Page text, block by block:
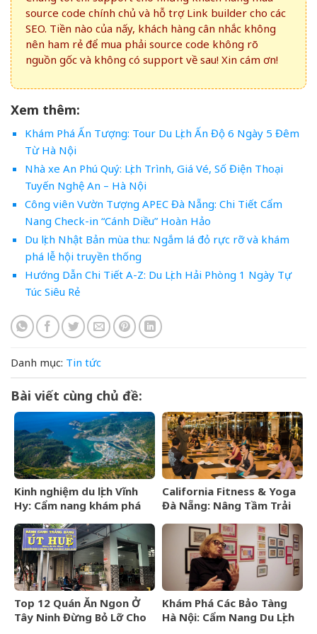
source code chính chủ và hỗ trợ Link builder cho các
SEO. Tiền nào của nấy, khách hàng cân nhắc không
nên ham rẻ để mua phải source code không rõ
nguồn gốc và không có support về sau! Xin cám ơn!
Xem thêm:
Khám Phá Ấn Tượng: Tour Du Lịch Ấn Độ 6 Ngày 5 Đêm
Từ Hà Nội
Nhà xe An Phú Quý: Lịch Trình, Giá Vé, Số Điện Thoại
Tuyến Nghệ An – Hà Nội
Công viên Vườn Tượng APEC Đà Nẵng: Chi Tiết Cẩm
Nang Check-in “Cánh Diều” Hoàn Hảo
Du lịch Nhật Bản mùa thu: Ngắm lá đỏ rực rỡ và khám
phá lễ hội truyền thống
Hướng Dẫn Chi Tiết A-Z: Du Lịch Hải Phòng 1 Ngày Tự
Túc Siêu Rẻ
Danh mục: Tin tức
Bài viết cùng chủ đề:
Kinh nghiệm du lịch Vĩnh
Hy: Cẩm nang khám phá
Ninh Thuận
California Fitness & Yoga
Đà Nẵng: Nâng Tầm Trải
Top 12 Quán Ăn Ngon Ở
Tây Ninh Đừng Bỏ Lỡ Cho
Khám Phá Các Bảo Tàng
Hà Nội: Cẩm Nang Du Lịch